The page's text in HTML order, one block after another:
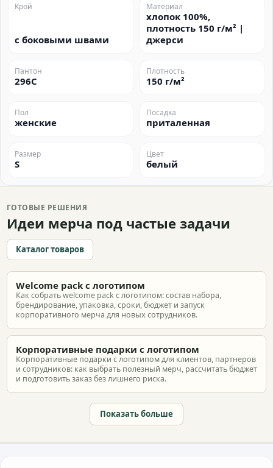
Крой
с боковыми швами
Материал
хлопок 100%,
плотность 150 г/м² |
джерси
Пантон
296C
Плотность
150 г/м²
Пол
женские
Посадка
приталенная
Размер
S
Цвет
белый
ГОТОВЫЕ РЕШЕНИЯ
Идеи мерча под частые задачи
Каталог товаров
Welcome pack с логотипом
Как собрать welcome pack с логотипом: состав набора,
брендирование, упаковка, сроки, бюджет и запуск
корпоративного мерча для новых сотрудников.
Корпоративные подарки с логотипом
Корпоративные подарки с логотипом для клиентов, партнеров
и сотрудников: как выбрать полезный мерч, рассчитать бюджет
и подготовить заказ без лишнего риска.
Показать больше